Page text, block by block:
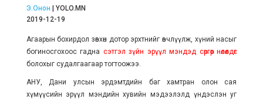
Э.Онон | YOLO.MN
2019-12-19
Агаарын бохирдол зөвхөн дотор эрхтнийг өвчлүүлж, хүний насыг
богиносгохоос гадна сэтгэл зүйн эрүүл мэндэд сөргөөр нөлөөлдөг
болохыг судалгаагаар тогтоожээ.
АНУ, Дани улсын эрдэмтдийн баг хамтран олон сая
хүмүүсийн эрүүл мэндийн хувийн мэдээлэлд үндэслэн уг